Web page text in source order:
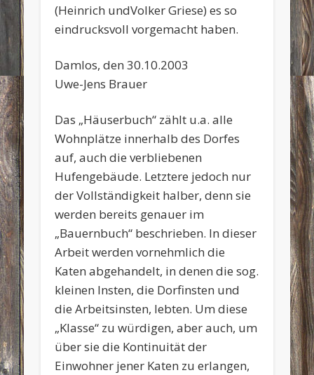
(Heinrich undVolker Griese) es so
eindrucksvoll vorgemacht haben.
Damlos, den 30.10.2003
Uwe-Jens Brauer
Das „Häuserbuch“ zählt u.a. alle
Wohnplätze innerhalb des Dorfes
auf, auch die verbliebenen
Hufengebäude. Letztere jedoch nur
der Vollständigkeit halber, denn sie
werden bereits genauer im
„Bauernbuch“ beschrieben. In dieser
Arbeit werden vornehmlich die
Katen abgehandelt, in denen die sog.
kleinen Insten, die Dorfinsten und
die Arbeitsinsten, lebten. Um diese
„Klasse“ zu würdigen, aber auch, um
über sie die Kontinuität der
Einwohner jener Katen zu erlangen,